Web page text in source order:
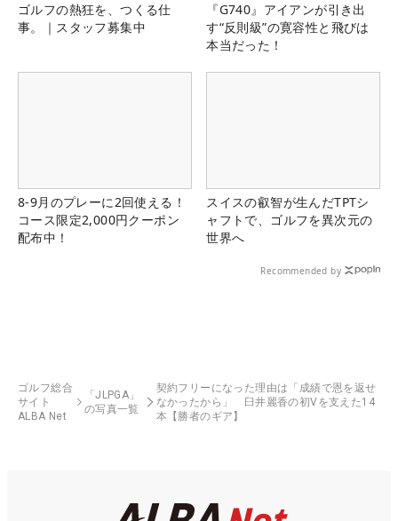
ゴルフの熱狂を、つくる仕
事。｜スタッフ募集中
『G740』アイアンが引き出
す“反則級”の寛容性と飛びは
本当だった！
8-9月のプレーに2回使える！
コース限定2,000円クーポン
配布中！
スイスの叡智が生んだTPTシ
ャフトで、ゴルフを異次元の
世界へ
Recommended by
ゴルフ総合
サイト
ALBA Net
「JLPGA」
の写真一覧
契約フリーになった理由は「成績で恩を返せ
なかったから」 臼井麗香の初Vを支えた14
本【勝者のギア】